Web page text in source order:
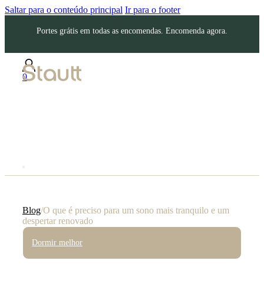
Saltar para o conteúdo principal Ir para o footer
Portes grátis em todas as encomendas. Encomenda agora.
0
Blog/O que é preciso para um sono mais tranquilo e um
despertar renovado
Dormir melhor